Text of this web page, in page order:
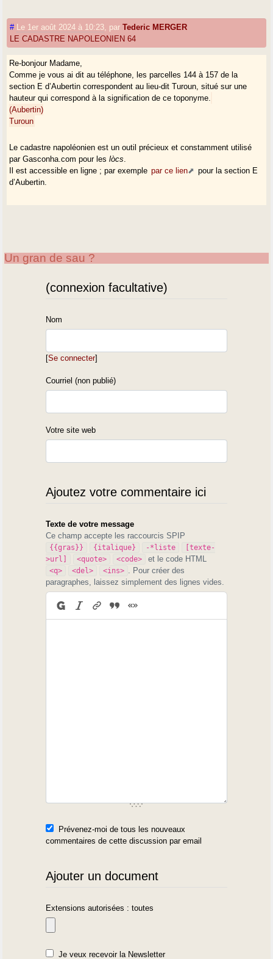
# Le 1er août 2024 à 10:23 parTederic MERGER
LE CADASTRE NAPOLEONIEN 64
Re-bonjour Madame,
Comme je vous ai dit au téléphone, les parcelles 144 à 157 de la
section E d’Aubertin correspondent au lieu-dit Turoun, situé sur une
hauteur qui correspond à la signification de ce toponyme.
(Aubertin)
Turoun
Le cadastre napoléonien est un outil précieux et constamment utilisé
par Gasconha.com pour leslòcs
Il est accessible en ligne ; par exemple par ce lien
pour la section E
d’Aubertin.
Un gran de sau ?
(connexion facultative)
Nom
[Se connecter]
Courriel (non publié)
Votre site web
Ajoutez votre commentaire ici
Texte de votre message
Ce champ accepte les raccourcis SPIP
{{gras}} {italique} -*liste
[texte-
>url]
<quote> <code> et le code HTML
<q> <del> <ins>
. Pour créer des
paragraphes, laissez simplement des lignes vides.
Prévenez-moi de tous les nouveaux
commentaires de cette discussion par email
Ajouter un document
Extensions autorisées : toutes
Je veux recevoir la Newsletter